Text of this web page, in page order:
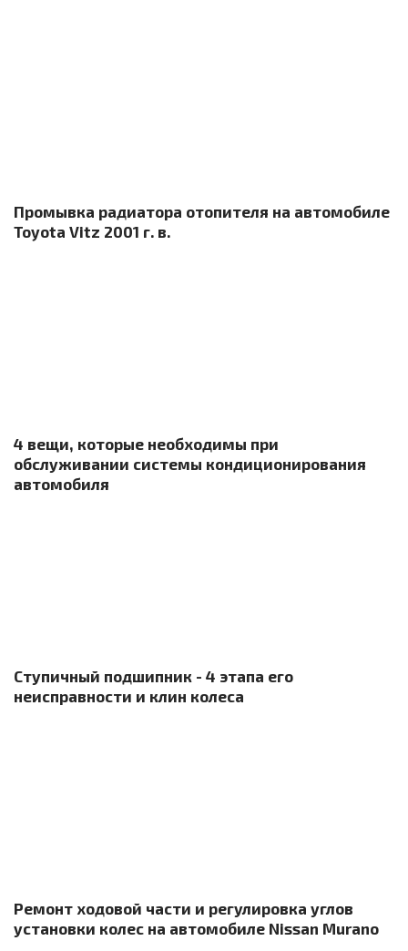
Промывка радиатора отопителя на автомобиле
Toyota Vitz 2001 г. в.
4 вещи, которые необходимы при
обслуживании системы кондиционирования
автомобиля
Ступичный подшипник - 4 этапа его
неисправности и клин колеса
Ремонт ходовой части и регулировка углов
установки колес на автомобиле Nissan Murano